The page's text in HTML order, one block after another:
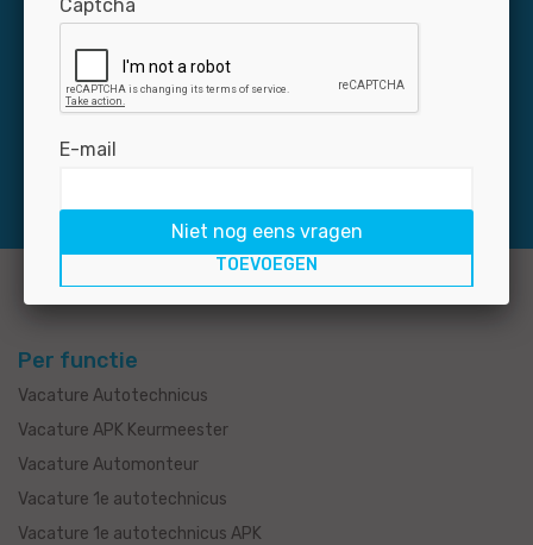
op naar zoek naar een baan in de autobranche. Mis uw
nieuwe medewerker niet: plaats uw vacature snel en
voordelig op de grootste banensite voor de branche.
Per functie
Vacature Autotechnicus
Vacature APK Keurmeester
Vacature Automonteur
Vacature 1e autotechnicus
Vacature 1e autotechnicus APK
Captcha
E-mail
Niet nog eens vragen